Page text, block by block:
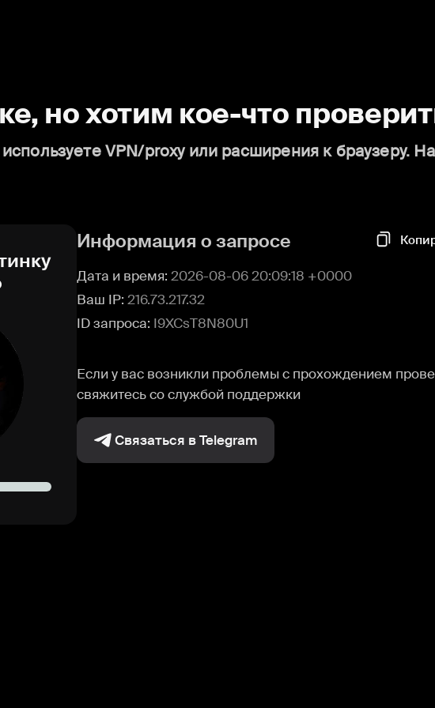
но хотим кое-что
VPN/proxy или расширения к браузеру.
Информация о запросе
Дата и время: 2026-08-06 20:09:18 +0000
Ваш IP: 216.73.217.32
ID запроса: I9XCsT8N80U1
Если у вас возникли проблемы с прохождением
свяжитесь со службой поддержки
Связаться в Telegram